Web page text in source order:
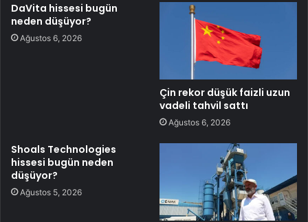
DaVita hissesi bugün
neden düşüyor?
Ağustos 6, 2026
Çin rekor düşük faizli uzun
vadeli tahvil sattı
Ağustos 6, 2026
Shoals Technologies
hissesi bugün neden
düşüyor?
Ağustos 5, 2026